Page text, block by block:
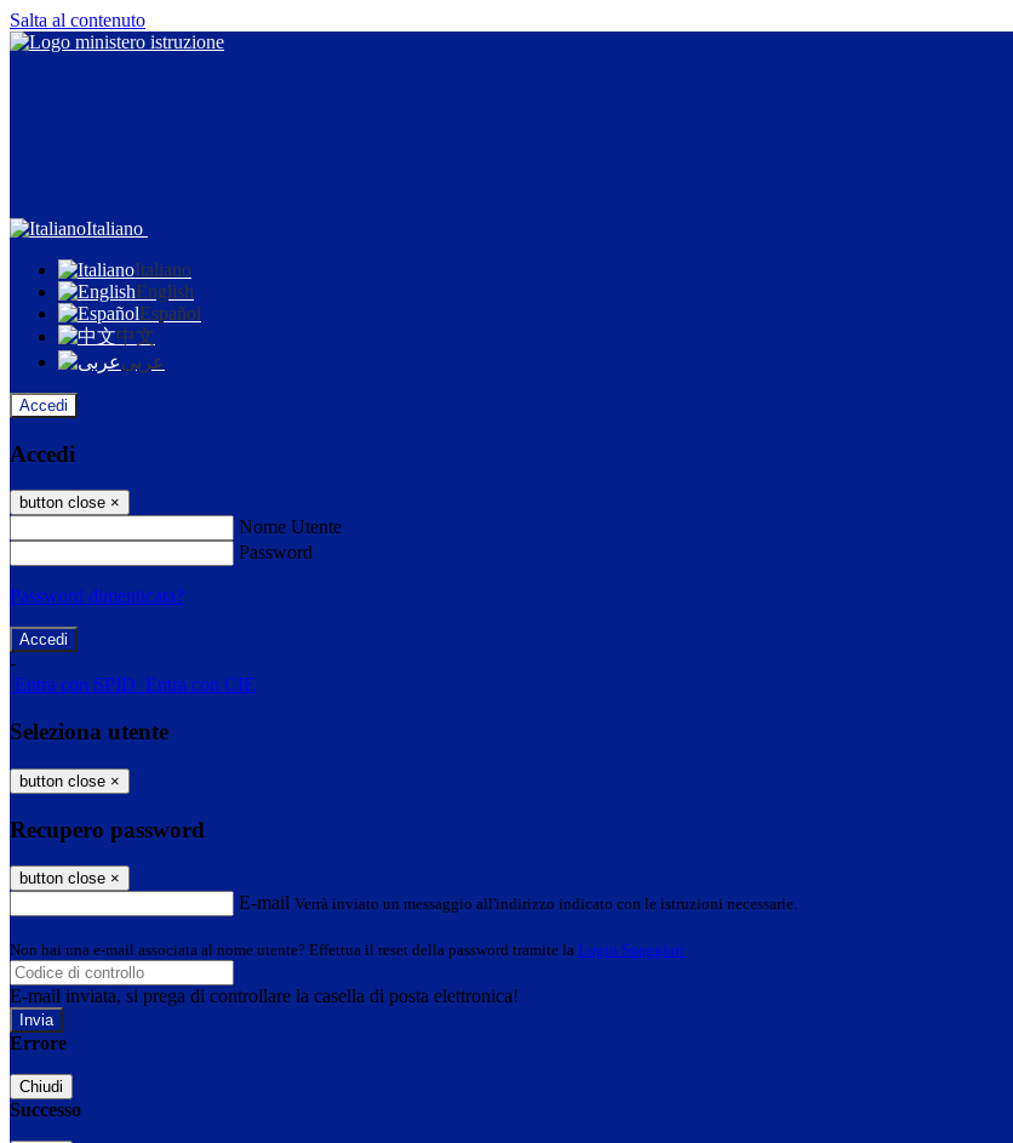
Salta al contenuto
Italiano
Italiano
English
Español
中文
عربى
Accedi
Accedi
button close ×
Nome Utente
Password
Password dimenticata?
-
Entra con SPID Entra con CIE
Seleziona utente
button close ×
Recupero password
button close ×
E-mail Verrà inviato un messaggio all'indirizzo indicato con le istruzioni necessarie.
Non hai una e-mail associata al nome utente? Effettua il reset della password tramite la Login Spaggiari
E-mail inviata, si prega di controllare la casella di posta elettronica!
Errore
Chiudi
Successo